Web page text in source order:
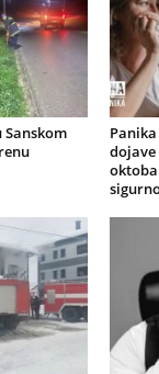
dojave